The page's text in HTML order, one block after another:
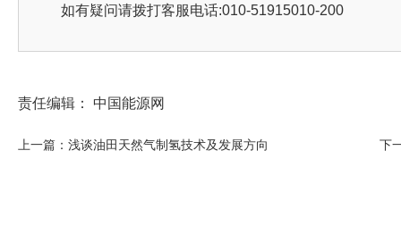
如有疑问请拨打客服电话:010-51915010-200
责任编辑： 中国能源网
上一篇：浅谈油田天然气制氢技术及发展方向 下